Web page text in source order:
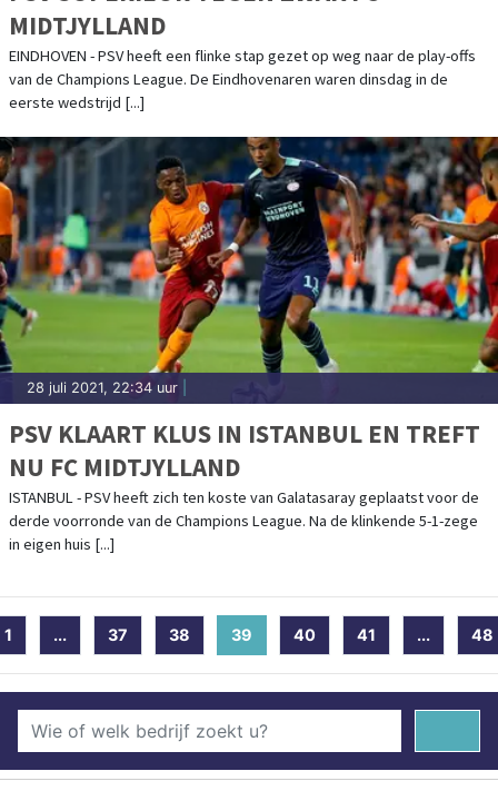
MIDTJYLLAND
EINDHOVEN - PSV heeft een flinke stap gezet op weg naar de play-offs
van de Champions League. De Eindhovenaren waren dinsdag in de
eerste wedstrijd [...]
28 juli 2021, 22:34 uur
PSV KLAART KLUS IN ISTANBUL EN TREFT
NU FC MIDTJYLLAND
ISTANBUL - PSV heeft zich ten koste van Galatasaray geplaatst voor de
derde voorronde van de Champions League. Na de klinkende 5-1-zege
in eigen huis [...]
1 ... 37 38 39 (current)
40 41 ... 48